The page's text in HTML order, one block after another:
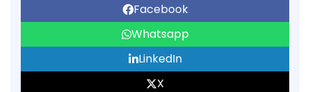
Facebook
Whatsapp
LinkedIn
X